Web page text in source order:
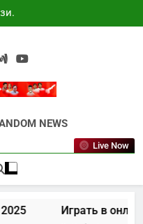
News
NEWS
Live Now
Играть в